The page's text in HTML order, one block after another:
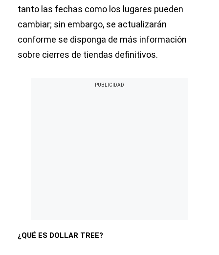
tanto las fechas como los lugares pueden
cambiar; sin embargo, se actualizarán
conforme se disponga de más información
sobre cierres de tiendas definitivos.
¿QUÉ ES DOLLAR TREE?